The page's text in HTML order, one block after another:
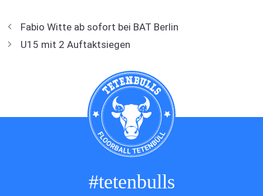
Fabio Witte ab sofort bei BAT Berlin
U15 mit 2 Auftaktsiegen
#tetenbulls